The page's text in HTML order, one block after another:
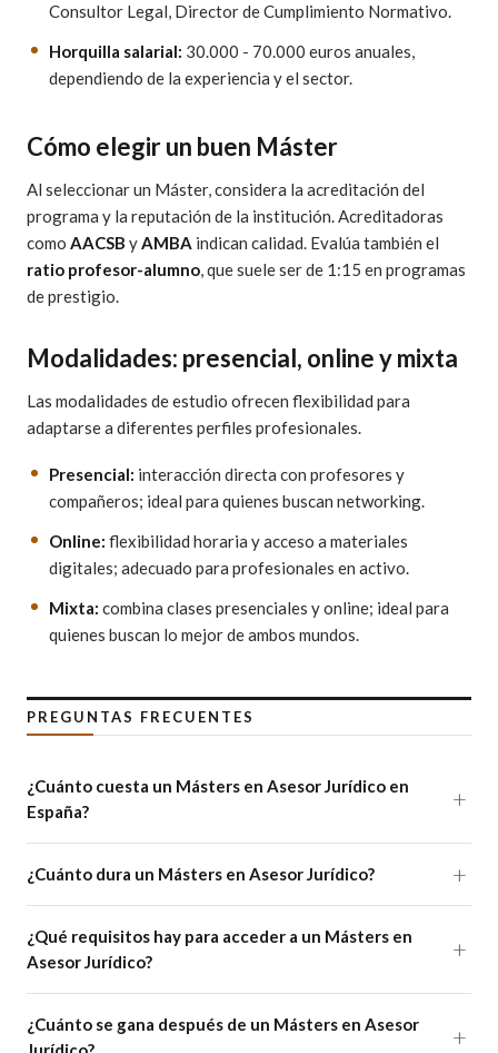
Consultor Legal, Director de Cumplimiento Normativo.
Horquilla salarial: 30.000 - 70.000 euros anuales,
dependiendo de la experiencia y el sector.
Cómo elegir un buen Máster
Al seleccionar un Máster, considera la acreditación del
programa y la reputación de la institución. Acreditadoras
como AACSB yAMBA indican calidad. Evalúa también el
ratio profesor-alumno, que suele ser de 1:15 en programas
de prestigio.
Modalidades: presencial, online y mixta
Las modalidades de estudio ofrecen flexibilidad para
adaptarse a diferentes perfiles profesionales.
Presencial: interacción directa con profesores y
compañeros; ideal para quienes buscan networking.
Online: flexibilidad horaria y acceso a materiales
digitales; adecuado para profesionales en activo.
Mixta: combina clases presenciales y online; ideal para
quienes buscan lo mejor de ambos mundos.
PREGUNTAS FRECUENTES
¿Cuánto cuesta un Másters en Asesor Jurídico en
España?
¿Cuánto dura un Másters en Asesor Jurídico?
¿Qué requisitos hay para acceder a un Másters en
Asesor Jurídico?
¿Cuánto se gana después de un Másters en Asesor